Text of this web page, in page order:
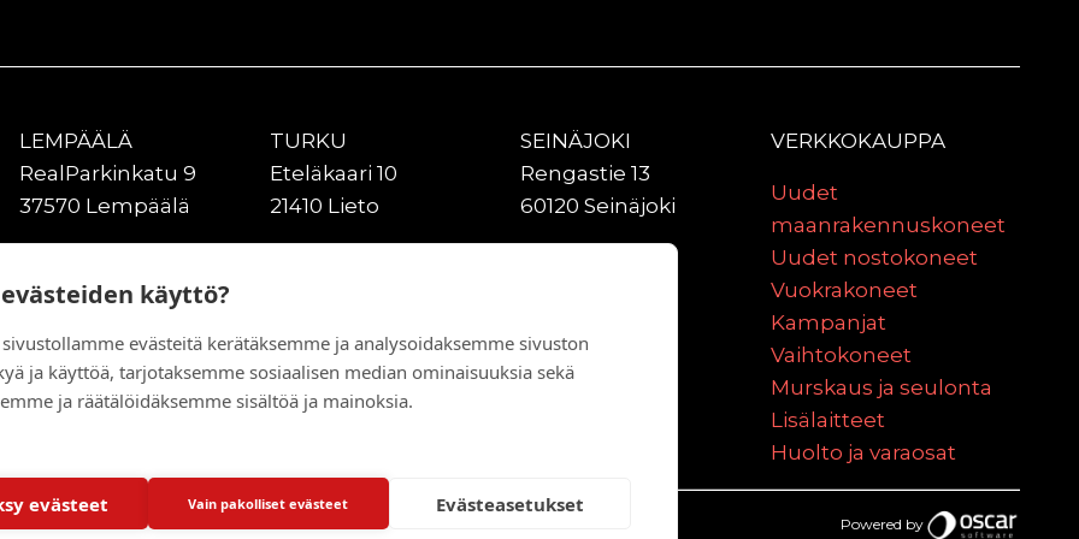
käyttö?
evästeitä kerätäksemme ja analysoidaksemme sivuston
ja käyttöä, tarjotaksemme sosiaalisen median ominaisuuksia sekä
ja räätälöidäksemme sisältöä ja mainoksia.
evästeet Vain pakolliset evästeet Evästeasetukset
LEMPÄÄLÄ
RealParkinkatu 9
37570 Lempäälä
Kiitoradantie 4
TURKU
Eteläkaari 10
21410 Lieto
SEINÄJOKI
Rengastie 13
60120 Seinäjoki
VERKKOKAUPPA
Uudet
maanrakennuskoneet
Uudet nostokoneet
Vuokrakoneet
Kampanjat
Vaihtokoneet
Murskaus ja seulonta
Lisälaitteet
Huolto ja varaosat
Powered by